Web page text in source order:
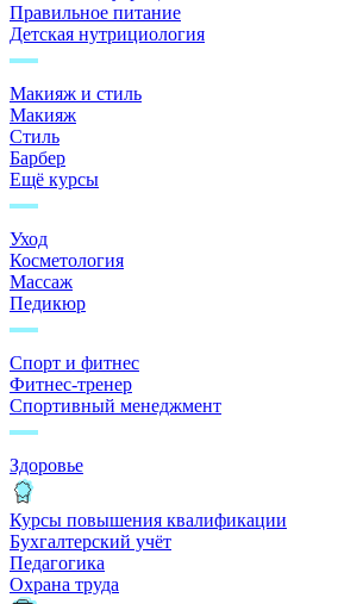
Правильное питание
Детская нутрициология
Макияж и стиль
Макияж
Стиль
Барбер
Ещё курсы
Уход
Косметология
Массаж
Педикюр
Спорт и фитнес
Фитнес-тренер
Спортивный менеджмент
Здоровье
Курсы повышения квалификации
Бухгалтерский учёт
Педагогика
Охрана труда